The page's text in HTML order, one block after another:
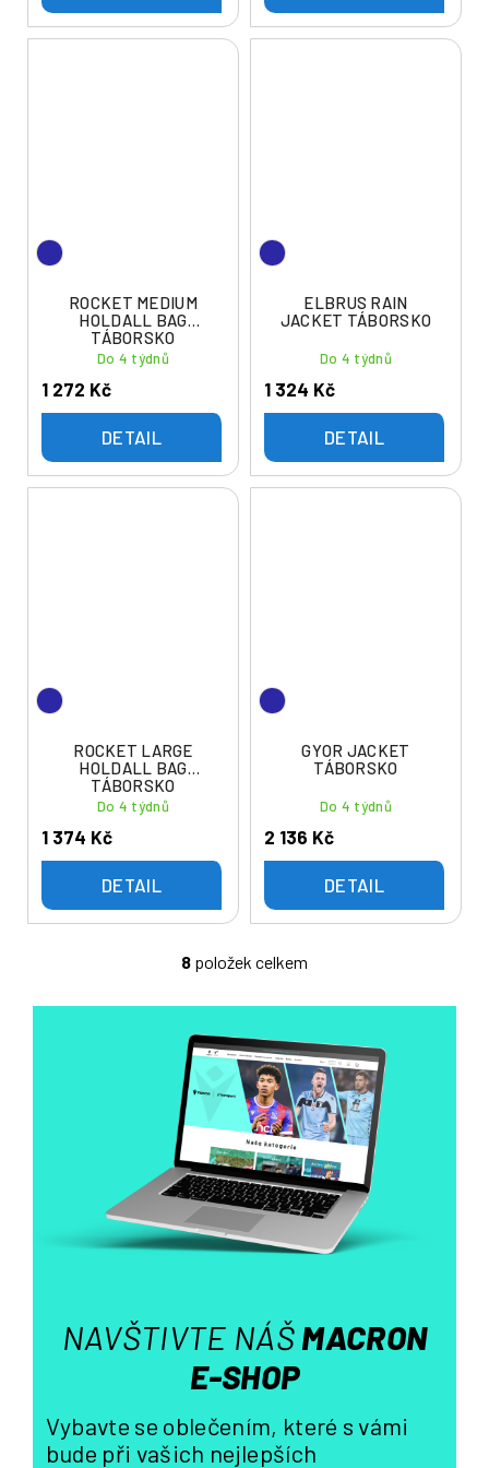
ROCKET MEDIUM
HOLDALL BAG
TÁBORSKO
Do 4 týdnů
1 272 Kč
DETAIL
ELBRUS RAIN
JACKET TÁBORSKO
Do 4 týdnů
1 324 Kč
DETAIL
ROCKET LARGE
HOLDALL BAG
TÁBORSKO
Do 4 týdnů
1 374 Kč
DETAIL
GYOR JACKET
TÁBORSKO
Do 4 týdnů
2 136 Kč
DETAIL
O
á
d
a
c
í
p
r
v
k
y
p
i
s
8 položek celkem
NAVŠTIVTE NÁŠMACRON
E-SHOP
Vybavte se oblečením, které s vámi
bude při vašich nejlepších